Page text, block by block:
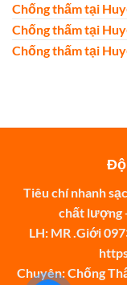
Chống thấm tại
Chống thấm tại
Chống thấm tại
Tiêu chí nhanh
chất lượng
LH: MR .Giới
Chuyên: Chống